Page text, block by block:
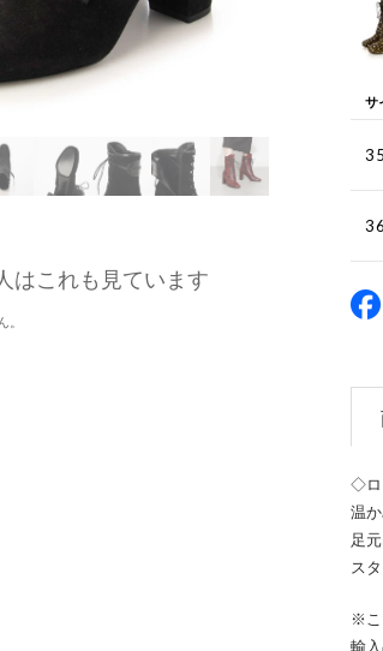
はこれも見ています
。
サ
◇ロ
温
足
ス
※こ
輸